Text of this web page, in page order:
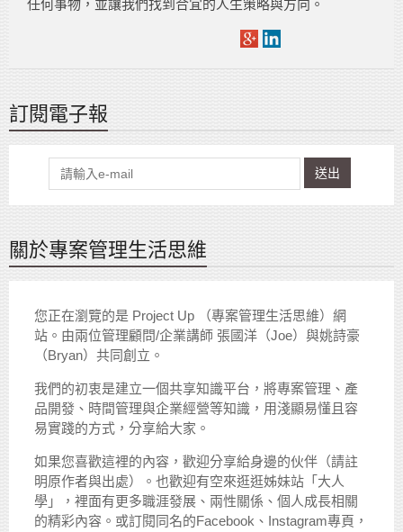
任何事物，並讓我們找到合宜的人生策略與方向。
訂閱電子報
送出
關於專案管理生活思維
您正在瀏覽的是 Project Up （專案管理生活思維）網
站。由兩位管理顧問/企業講師 張國洋（Joe）與姚詩豪
（Bryan）共同創立。
我們的初衷是建立一個共享知識平台，將專案管理、產
品開發、時間管理與企業經營等知識，用淺顯易懂且容
易實踐的方式，分享給大家。
如果您喜歡這裡的內容，歡迎分享給身邊的伙伴（請註
明原作者與出處）。也歡迎有空來逛逛姊妹站「大人
學」，裡面有更多職涯發展、兩性關係、個人成長相關
的精彩內容。或訂閱同名的Facebook、Instagram專頁，